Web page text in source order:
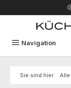
Zum Hauptinhalt
Navigation
Sie sind hier: Alle